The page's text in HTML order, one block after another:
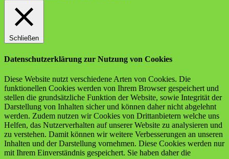
Schließen
Datenschutzerklärung zur Nutzung von Cookies
Diese Website nutzt verschiedene Arten von Cookies. Die
funktionellen Cookies werden von Ihrem Browser gespeichert und
stellen die grundsätzliche Funktion der Website, sowie Integrität der
Darstellung von Inhalten sicher und können daher nicht abgelehnt
werden. Zudem nutzen wir Cookies von Drittanbietern welche uns
Helfen, das Nutzerverhalten auf unserer Website zu analysieren und
zu verstehen. Damit können wir weitere Verbesserungen an unseren
Inhalten und der Darstellung vornehmen. Diese Cookies werden nur
mit Ihrem Einverständnis gespeichert. Sie haben daher die